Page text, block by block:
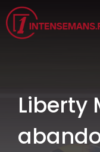
Aller
au
contenu
Liberty